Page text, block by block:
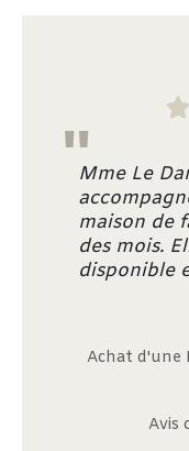

"Mme Le
maison de
des mois.
disponible
Achat d'une
Avis